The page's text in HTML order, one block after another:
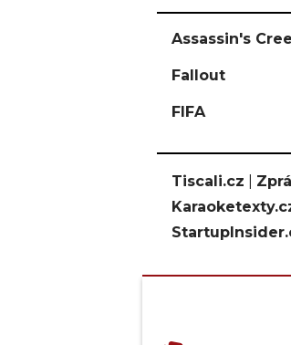
Assassin's
Fallout
FIFA
Tiscali.cz